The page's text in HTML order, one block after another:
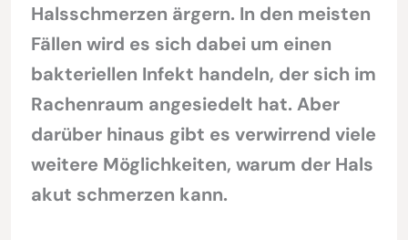
Halsschmerzen ärgern. In den meisten
Fällen wird es sich dabei um einen
bakteriellen Infekt handeln, der sich im
Rachenraum angesiedelt hat. Aber
darüber hinaus gibt es verwirrend viele
weitere Möglichkeiten, warum der Hals
akut schmerzen kann.